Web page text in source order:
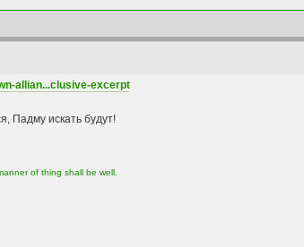
allian...clusive-excerpt
Падму искать будут!
of thing shall be well.